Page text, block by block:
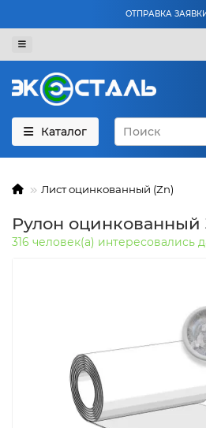
ОТПРАВКА
Каталог
Лист оцинкованный (Zn)
Рулон оцинкованный
316 человек(а) интересовались